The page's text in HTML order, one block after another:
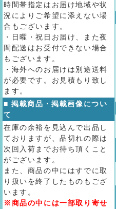
時間帯指定はお届け地域や状
況によりご希望に添えない場
合もございます。
・日曜・祝日お届け、また夜
間配送はお受付できない場合
もございます。
・海外へのお届けは別途送料
が必要です。お見積もり致し
ます。
■ 掲載商品・掲載画像につい
て
在庫の余裕を見込んで出品し
ておりますが、品切れの際は
次回入荷までお待ち頂くこと
がございます。
また、商品の中にはすでに取
り扱いを終了したものもござ
います。
※商品の中には一部取り寄せ